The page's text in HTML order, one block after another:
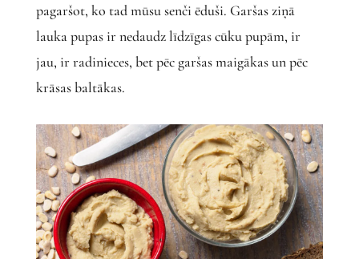
pagaršot, ko tad mūsu senči ēduši. Garšas ziņā
lauka pupas ir nedaudz līdzīgas cūku pupām, ir
jau, ir radinieces, bet pēc garšas maigākas un pēc
krāsas baltākas.